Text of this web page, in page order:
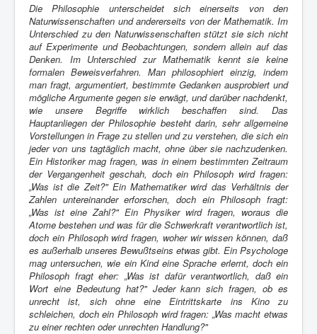
Die Philosophie unterscheidet sich einerseits von den
Naturwissenschaften und andererseits von der Mathematik. Im
Unterschied zu den Naturwissenschaften stützt sie sich nicht
auf Experimente und Beobachtungen, sondern allein auf das
Denken. Im Unterschied zur Mathematik kennt sie keine
formalen Beweisverfahren. Man philosophiert einzig, indem
man fragt, argumentiert, bestimmte Gedanken ausprobiert und
mögliche Argumente gegen sie erwägt, und darüber nachdenkt,
wie unsere Begriffe wirklich beschaffen sind. Das
Hauptanliegen der Philosophie besteht darin, sehr allgemeine
Vorstellungen in Frage zu stellen und zu verstehen, die sich ein
jeder von uns tagtäglich macht, ohne über sie nachzudenken.
Ein Historiker mag fragen, was in einem bestimmten Zeitraum
der Vergangenheit geschah, doch ein Philosoph wird fragen:
„Was ist die Zeit?" Ein Mathematiker wird das Verhältnis der
Zahlen untereinander erforschen, doch ein Philosoph fragt:
„Was ist eine Zahl?" Ein Physiker wird fragen, woraus die
Atome bestehen und was für die Schwerkraft verantwortlich ist,
doch ein Philosoph wird fragen, woher wir wissen können, daß
es außerhalb unseres Bewußtseins etwas gibt. Ein Psychologe
mag untersuchen, wie ein Kind eine Sprache erlernt, doch ein
Philosoph fragt eher: „Was ist dafür verantwortlich, daß ein
Wort eine Bedeutung hat?" Jeder kann sich fragen, ob es
unrecht ist, sich ohne eine Eintrittskarte ins Kino zu
schleichen, doch ein Philosoph wird fragen: „Was macht etwas
zu einer rechten oder unrechten Handlung?"